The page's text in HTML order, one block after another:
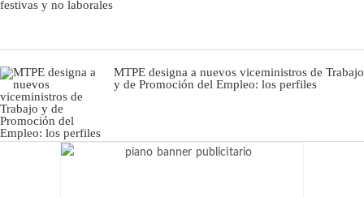
MTPE designa a nuevos viceministros de Trabajo
y de Promoción del Empleo: los perfiles